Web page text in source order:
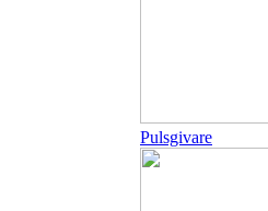
Pulsgivare